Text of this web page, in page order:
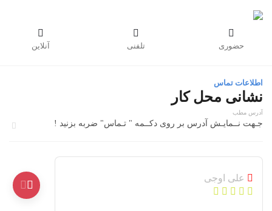

حضوری

تلفنی

آنلاین
اطلاعات تماس
نشانی محل کار
آدرس مطب
جـهت نــمایـش آدرس بر روی دکــمه " تـماس" ضربه بزنید !
علی اوجی